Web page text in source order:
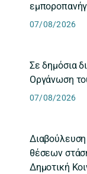
07/08/2026
Σε δημόσια
Οργάνωση
07/08/2026
θέσεων
Δημοτική